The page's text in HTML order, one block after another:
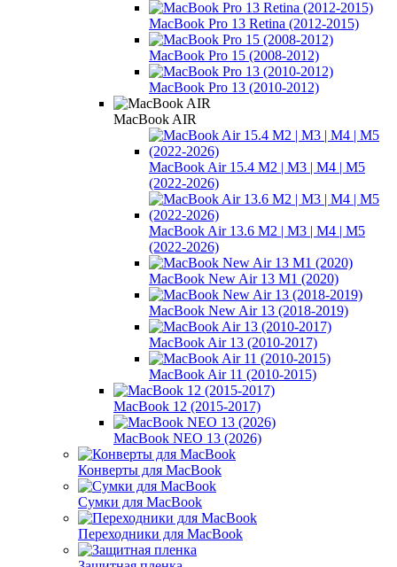
MacBook Pro 13 Retina (2012-2015)
MacBook Pro 15 (2008-2012)
MacBook Pro 13 (2010-2012)
MacBook AIR
MacBook Air 15.4 M2 | M3 | M4 | M5
(2022-2026)
MacBook Air 13.6 M2 | M3 | M4 | M5
(2022-2026)
MacBook New Air 13 M1 (2020)
MacBook New Air 13 (2018-2019)
MacBook Air 13 (2010-2017)
MacBook Air 11 (2010-2015)
MacBook 12 (2015-2017)
MacBook NEO 13 (2026)
Конверты для MacBook
Сумки для MacBook
Переходники для MacBook